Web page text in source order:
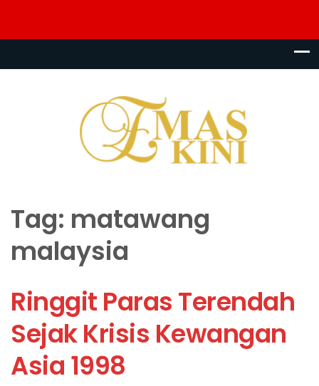
Tag: matawang
malaysia
Ringgit Paras Terendah
Sejak Krisis Kewangan
Asia 1998